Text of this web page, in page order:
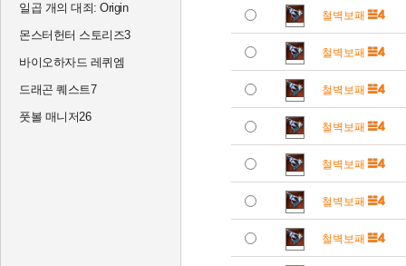
일곱 개의 대죄: Origin
몬스터헌터 스토리즈3
바이오하자드 레퀴엠
드래곤 퀘스트7
풋볼 매니저26
철벽보패
철벽보패
철벽보패
철벽보패
철벽보패
철벽보패
철벽보패